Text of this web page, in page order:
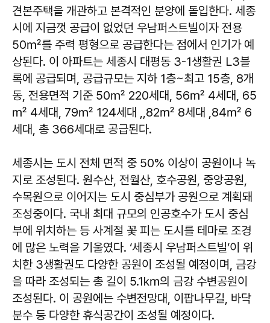
견본주택을 개관하고 본격적인 분양에 돌입한다. 세종
시에 지금껏 공급이 없었던 우남퍼스트빌이자 전용
50㎡를 주력 평형으로 공급한다는 점에서 인기가 예
상된다. 이 아파트는 세종시 대평동 3-1생활권 L3블
록에 공급되며, 공급규모는 지하 1층~최고 15층, 8개
동, 전용면적 기준 50㎡ 220세대, 56㎡ 4세대, 65
㎡ 4세대, 79㎡ 124세대 ,,82㎡ 8세대 ,84㎡ 6
세대, 총 366세대로 공급된다.
세종시는 도시 전체 면적 중 50% 이상이 공원이나 녹
지로 조성된다. 원수산, 전월산, 호수공원, 중앙공원,
수목원으로 이어지는 도시 중심부가 공원으로 계획돼
조성중이다. 국내 최대 규모의 인공호수가 도시 중심
부에 위치하는 등 사계절 꽃 피는 도시를 테마로 조경
에 많은 노력을 기울였다. ‘세종시 우남퍼스트빌’이 위
치한 3생활권도 다양한 공원이 조성될 예정이며, 금강
을 따라 조성되는 총 길이 5.1㎞의 금강 수변공원이
조성된다. 이 공원에는 수변전망대, 이팝나무길, 바닥
분수 등 다양한 휴식공간이 조성될 예정이다.